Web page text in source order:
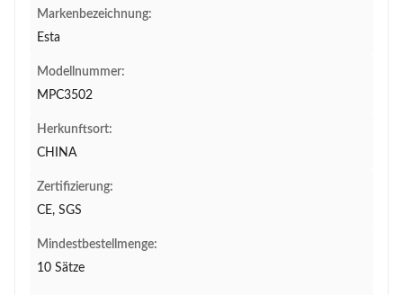
Markenbezeichnung:
Esta
Modellnummer:
MPC3502
Herkunftsort:
CHINA
Zertifizierung:
CE, SGS
Mindestbestellmenge:
10 Sätze